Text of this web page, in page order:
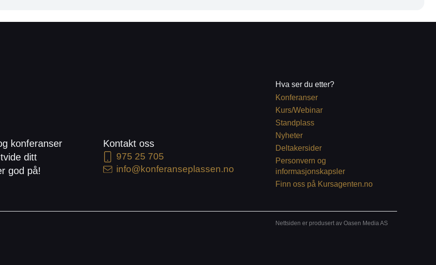
konferanser
ditt
god på!
Kontakt oss
975 25 705
info@konferanseplassen.no
Hva ser du etter?
Konferanser
Kurs/Webinar
Standplass
Nyheter
Deltakersider
Personvern og
informasjonskapsler
Finn oss på Kursagenten.no
Nettsiden er produsert av Oasen Media AS